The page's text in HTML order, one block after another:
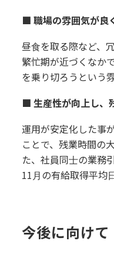
■ 職場の雰囲気が良
昼⾷を取る際など、
繁忙期が近づくなか
を乗り切ろうという
■ ⽣産性が向上し、
運⽤が安定化した事
ことで、残業時間の
た、社員同⼠の業務
11⽉の有給取得平均
今後に向けて